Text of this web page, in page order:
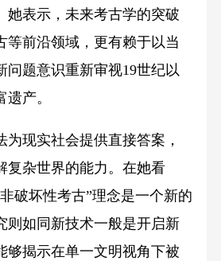
她表示，未来考古学的突破
等前沿领域，更有赖于以当
问题意识重新审视19世纪以
产。
现实社会提供直接答案，
复杂世界的能力。在她看
破坏性考古”理念是一个新的
则如同新技术一般是开启新
够揭示在单一文明视角下被